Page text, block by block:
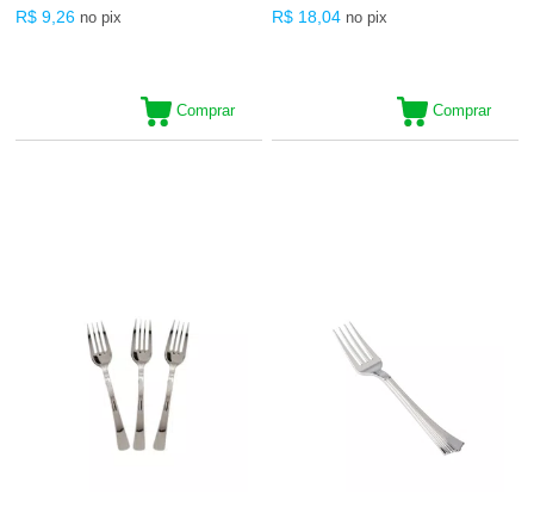
R$ 9,26 no pix
Comprar
R$ 18,04 no pix
Comprar